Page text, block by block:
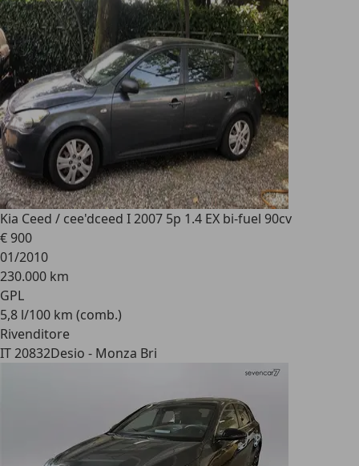
Kia Ceed / cee'dceed I 2007 5p 1.4 EX bi-fuel 90cv
€ 900
01/2010
230.000 km
GPL
5,8 l/100 km (comb.)
Rivenditore
IT 20832Desio - Monza Bri